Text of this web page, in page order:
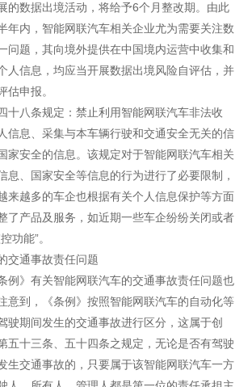
的数据出境活动，将给予6个月整改期。由此
年内，智能网联汽车相关企业尤为需要关注数
问题，其向境外提供在中国境内运营中收集和
人信息，均应当开展数据出境风险自评估，并
估申报。
十八条规定：禁止利用智能网联汽车非法收
信息、采集与本车辆行驶和交通安全无关的信
家安全的信息。该规定对于智能网联汽车相关
息、国家安全等信息的行为进行了必要限制，
来越多的车企也根据有关个人信息保护等方面
了产品及服务，如近期一些车企纷纷关闭或者
功能”。
交通事故责任问题
例》有关智能网联汽车的交通事故责任问题也
意到，《条例》按照智能网联汽车的自动化等
驶期间发生的交通事故进行区分，这属于创
五十三条、五十四条之规定，无论是否有驾驶
生交通事故的，只要属于该智能网联汽车一方